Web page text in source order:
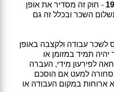
- חוק זה מסדיר את אופן
השכר ובכלל זה גם
עבודה ולקצבה באופן
תמיד במזומן או
לפירעון מידי, העברה
למעט אם הוסכם
ארוחות במקום העבודה או